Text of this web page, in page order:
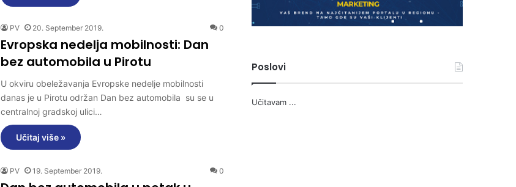
PV 20. September 2019. 0
Evropska nedelja mobilnosti: Dan
bez automobila u Pirotu
U okviru obeležavanja Evropske nedelje mobilnosti
danas je u Pirotu održan Dan bez automobila su se u
centralnoj gradskoj ulici…
Učitaj više »
PV 19. September 2019. 0
Poslovi
Učitavam ...